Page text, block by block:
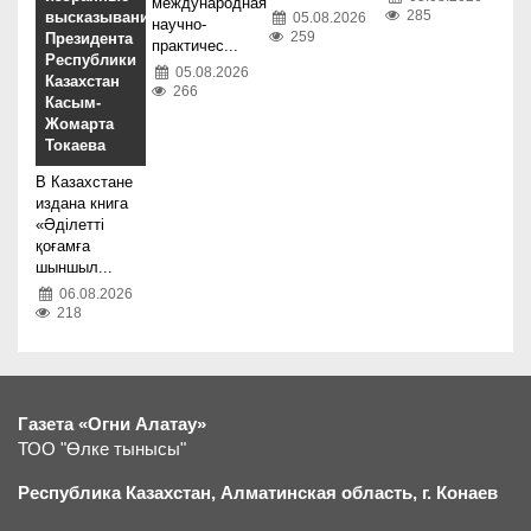
высказывания
Президента
Республики
Казахстан
Касым-
Жомарта
Токаева
В Казахстане
издана книга
«Әділетті
қоғамға
шыншыл...
06.08.2026
218
научно-
практичес...
05.08.2026
266
05.08.2026
259
285
Газета «Огни Алатау»
ТОО "Өлке тынысы"
Республика Казахстан, Алматинская область, г. Конаев